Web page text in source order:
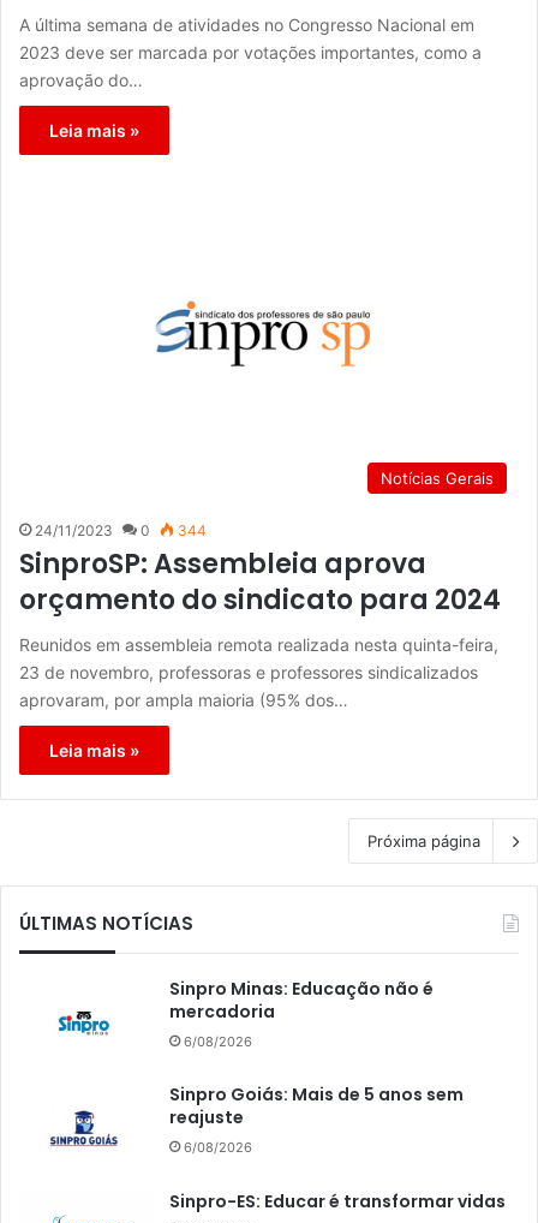
A última semana de atividades no Congresso Nacional em
2023 deve ser marcada por votações importantes, como a
aprovação do…
Leia mais »
Notícias Gerais
24/11/2023 0 344
SinproSP: Assembleia aprova
orçamento do sindicato para 2024
Reunidos em assembleia remota realizada nesta quinta-feira,
23 de novembro, professoras e professores sindicalizados
aprovaram, por ampla maioria (95% dos…
Leia mais »
Próxima página
ÚLTIMAS NOTÍCIAS
Sinpro Minas: Educação não é
mercadoria
6/08/2026
Sinpro Goiás: Mais de 5 anos sem
reajuste
6/08/2026
Sinpro-ES: Educar é transformar vidas